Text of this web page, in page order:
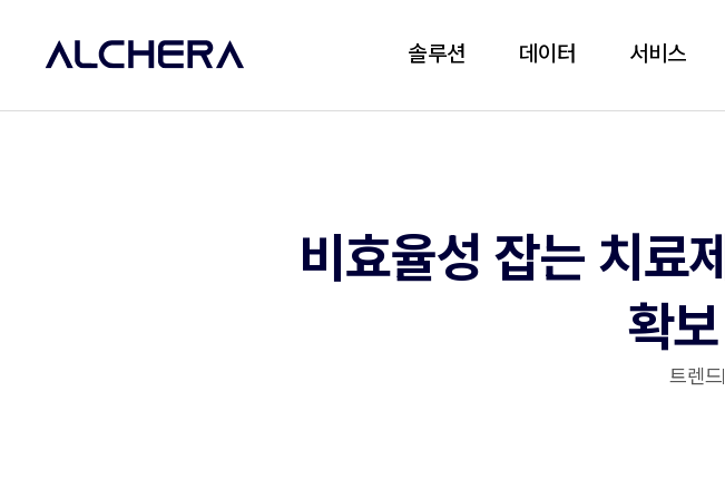
솔루션 데이터 서비스
비효율성 잡는 치료
확
트렌드